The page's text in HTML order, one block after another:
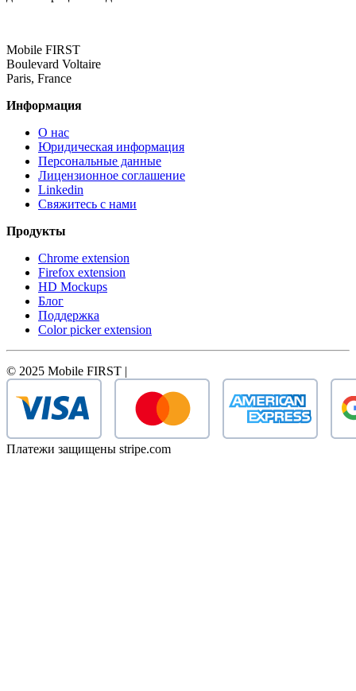
Mobile FIRST
Boulevard Voltaire
Paris, France
Информация
О нас
Юридическая информация
Персональные данные
Лицензионное соглашение
Linkedin
Свяжитесь с нами
Продукты
Chrome extension
Firefox extension
HD Mockups
Блог
Поддержка
Color picker extension
© 2025 Mobile FIRST |
Платежи защищены stripe.com